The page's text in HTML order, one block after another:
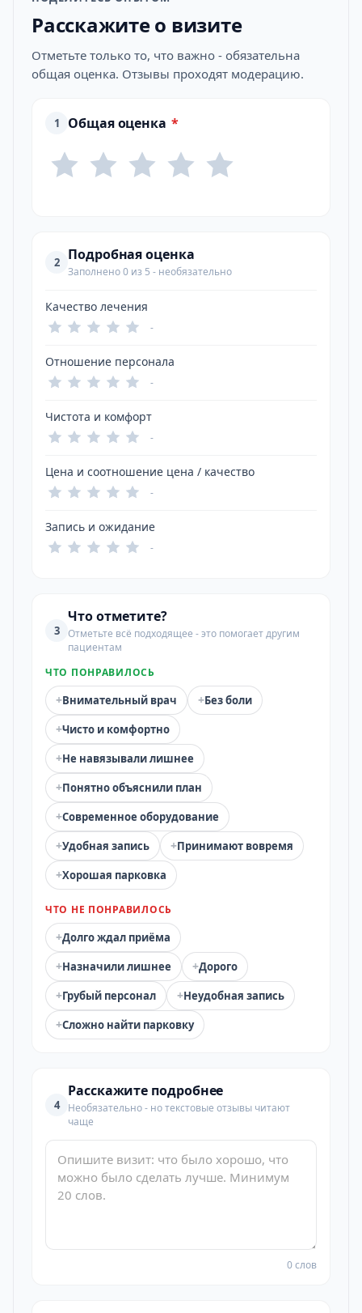
Расскажите о визите
Отметьте только то, что важно - обязательна
общая оценка. Отзывы проходят модерацию.
1 Общая оценка *
2 Подробная оценка
Заполнено 0 из 5 - необязательно
Качество лечения
-
Отношение персонала
-
Чистота и комфорт
-
Цена и соотношение цена / качество
-
Запись и ожидание
-
3
Что отметите?
Отметьте всё подходящее - это помогает другим
пациентам
ЧТО ПОНРАВИЛОСЬ
+Внимательный врач +Без боли
+Чисто и комфортно
+Не навязывали лишнее
+Понятно объяснили план
+Современное оборудование
+Удобная запись +Принимают вовремя
+Хорошая парковка
ЧТО НЕ ПОНРАВИЛОСЬ
+Долго ждал приёма
+Назначили лишнее +Дорого
+Грубый персонал +Неудобная запись
+Сложно найти парковку
4
Расскажите подробнее
Необязательно - но текстовые отзывы читают
чаще
0 слов